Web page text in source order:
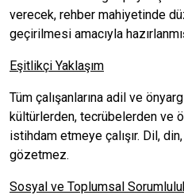
verecek, rehber mahiyetinde
geçirilmesi amacıyla
Eşitlikçi Yaklaşım
Tüm çalışanlarına adil ve
kültürlerden, tecrübelerden ve
istihdam etmeye çalışır. Dil,
gözetmez.
Sosyal ve Toplumsal